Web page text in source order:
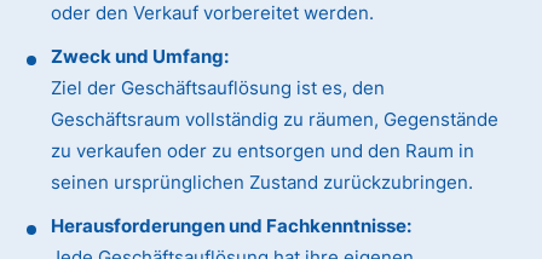
oder den Verkauf vorbereitet werden.
Zweck und Umfang:
Ziel der Geschäftsauflösung ist es, den
Geschäftsraum vollständig zu räumen, Gegenstände
zu verkaufen oder zu entsorgen und den Raum in
seinen ursprünglichen Zustand zurückzubringen.
Herausforderungen und Fachkenntnisse: